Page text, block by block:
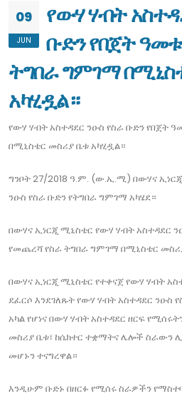
09
JUN
የውሃ ሃብት
ቡድን የበጀት
ትግበራ ግምገማ
አካሂዷል።
የውሃ ሃብት አስተዳደር ንዑስ የስራ ቡድን የበጀት
በሚኒስቴር መስሪያ ቤቱ አካሂዷል።
ግንቦት 27/2018 ዓ.ም. (ው.ኢ.ሚ) በውሃና
ንዑስ የስራ ቡድን የትግበራ ግምገማ አካሄደ።
በውሃና ኢነርጂ ሚኒስቴር የውሃ ሃብት አስተዳደር
የመጨረሻ የስራ ትግበራ ግምገማ በሚኒስቴር
በውሃና ኢነርጂ ሚኒስቴር የተቀናጀ የውሃ ሃብት
ደፈርሶ እንደገለጹት የውሃ ሃብት አስተዳደር ንዑስ
አካል የሆነና በውሃ ሃብት አስተዳደር ዘርፍ
መስሪያ ቤቱ፣ ከሴክተር ተቋማትና ሌሎች ስራውን
መሆኑን ተናግረዋል።
እንዲሁም ቡድኑ በዘርፉ የሚሰሩ ስራዎችን